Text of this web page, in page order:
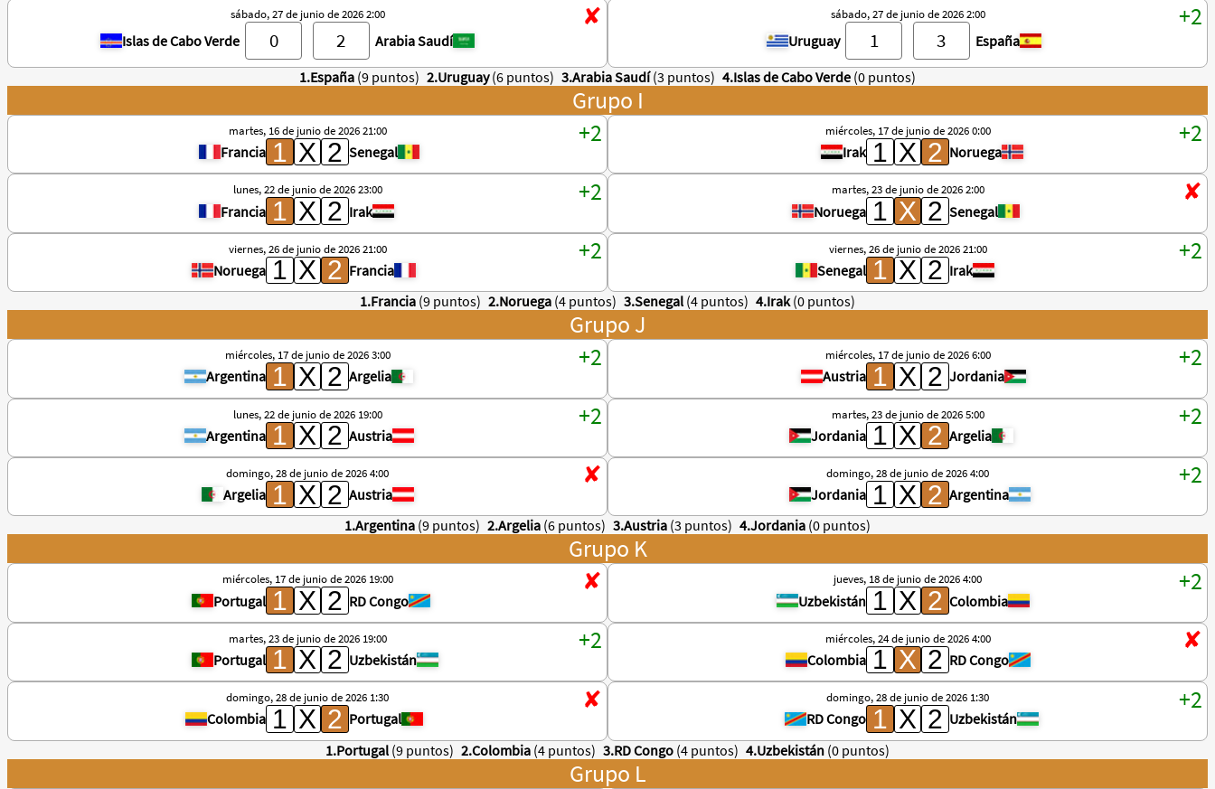
sábado, 27 de junio de 2026 2:00
Islas de Cabo Verde Arabia Saudí
sábado, 27 de junio de 2026 2:00
Uruguay
España
1.España (9 puntos) 2.Uruguay (6 puntos) 3.Arabia Saudí (3 puntos) 4.Islas de Cabo Verde (0 puntos)
Grupo I
martes, 16 de junio de 2026 21:00
Francia Senegal
miércoles, 17 de junio de 2026 0:00
Irak Noruega
lunes, 22 de junio de 2026 23:00
Francia Irak
martes, 23 de junio de 2026 2:00
Noruega Senegal
viernes, 26 de junio de 2026 21:00
Noruega Francia
viernes, 26 de junio de 2026 21:00
Senegal
Irak
1.Francia (9 puntos) 2.Noruega (4 puntos) 3.Senegal (4 puntos) 4.Irak (0 puntos)
Grupo J
miércoles, 17 de junio de 2026 3:00
Argentina Argelia
miércoles, 17 de junio de 2026 6:00
Austria Jordania
lunes, 22 de junio de 2026 19:00
Argentina Austria
martes, 23 de junio de 2026 5:00
Jordania Argelia
domingo, 28 de junio de 2026 4:00
Argelia Austria
domingo, 28 de junio de 2026 4:00
Jordania
Argentina
1.Argentina (9 puntos) 2.Argelia (6 puntos) 3.Austria (3 puntos) 4.Jordania (0 puntos)
Grupo K
miércoles, 17 de junio de 2026 19:00
Portugal RD Congo
jueves, 18 de junio de 2026 4:00
Uzbekistán Colombia
martes, 23 de junio de 2026 19:00
Portugal Uzbekistán
miércoles, 24 de junio de 2026 4:00
Colombia RD Congo
domingo, 28 de junio de 2026 1:30
Colombia Portugal
domingo, 28 de junio de 2026 1:30
RD Congo
Uzbekistán
1.Portugal (9 puntos) 2.Colombia (4 puntos) 3.RD Congo (4 puntos) 4.Uzbekistán (0 puntos)
Grupo L